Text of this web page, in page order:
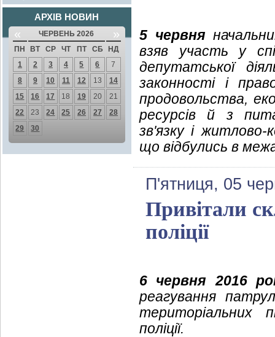
АРХІВ НОВИН
« ЧЕРВЕНЬ 2026 »
ПН ВТ СР ЧТ ПТ СБ
НД
1
2 3 4 5 6
7
8
9 10 11 12 13
14
15
16 17 18 19 20
21
22
23 24 25 26 27
28
29
30
5 червня
взяв участь у
депутатської
законності і
продовольства,
ресурсів й з
зв'язку і
що відбулись в
П'ятниця, 05
Привітали
поліції
6 червня 2016
реагування
територіальних
поліції.